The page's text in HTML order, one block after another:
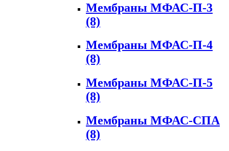
Мембраны МФАС-П-3
(8)
Мембраны МФАС-П-4
(8)
Мембраны МФАС-П-5
(8)
Мембраны МФАС-СПА
(8)